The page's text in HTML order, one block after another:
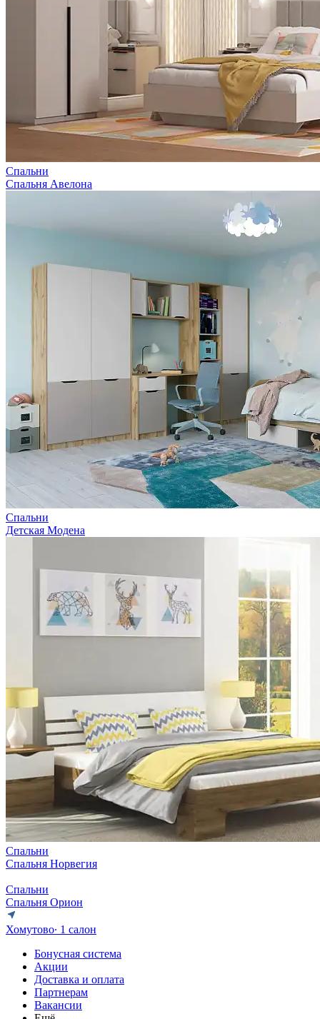
Спальни
Спальня Авелона
Спальни
Детская Модена
Спальни
Спальня Норвегия
Спальни
Спальня Орион
Хомутово∙ 1 салон
Бонусная система
Акции
Доставка и оплата
Партнерам
Вакансии